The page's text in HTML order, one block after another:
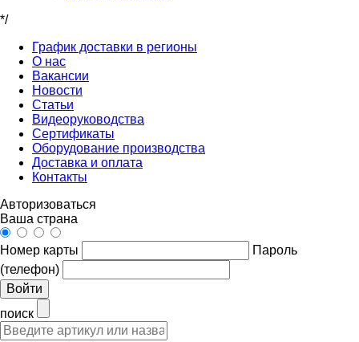
*/
График доставки в регионы
О нас
Вакансии
Новости
Статьи
Видеоруководства
Сертификаты
Оборудование производства
Доставка и оплата
Контакты
Авторизоваться
Ваша страна
Номер карты
Пароль
(телефон)
Войти
поиск